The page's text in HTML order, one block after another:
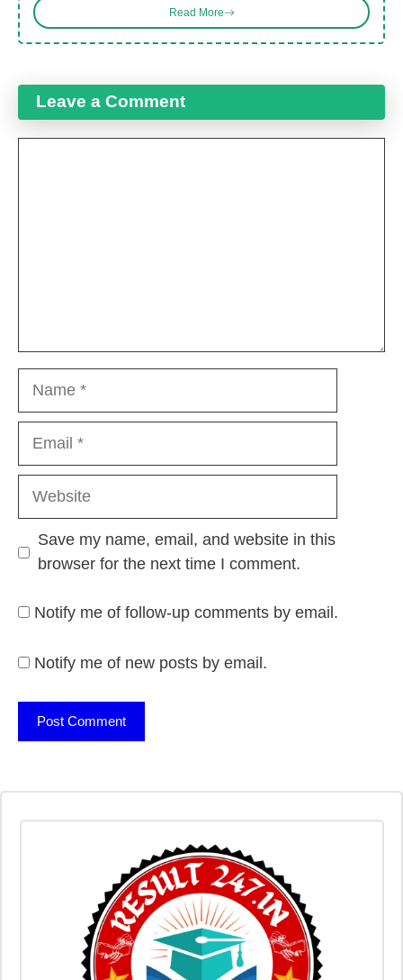
Read More
Leave a Comment
Website
Save my name, email, and website in this
browser for the next time I comment.
Notify me of follow-up comments by email.
Notify me of new posts by email.